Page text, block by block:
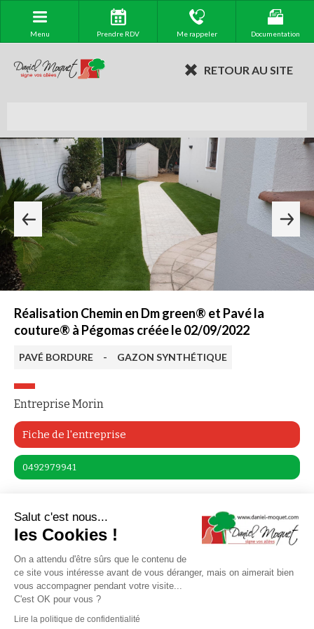
Menu Prendre RDV Me rappeler Documentation
RETOUR AU SITE
Réalisation Chemin en Dm green® et Pavé la
couture® à Pégomas créée le 02/09/2022
PAVÉ BORDURE - GAZON SYNTHÉTIQUE
Entreprise Morin
Fiche de l'entreprise
0492979941
Prendre Rendez-vous
Me rappeler
Documentation
Salut c'est nous...
les Cookies !
On a attendu d'être sûrs que le contenu de
ce site vous intéresse avant de vous déranger, mais on aimerait bien
vous accompagner pendant votre visite...
C'est OK pour vous ?
Lire la politique de confidentialité